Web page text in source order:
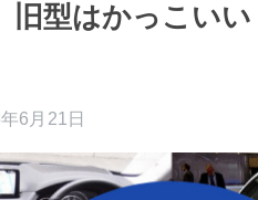
旧型はかっこい
6月21日